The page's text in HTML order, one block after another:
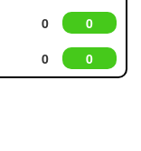
0 0
0 0